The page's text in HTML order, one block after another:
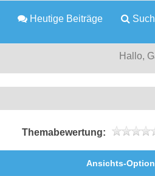
Heutige Beiträge
Hallo,
Themabewertung:
Ansichts-